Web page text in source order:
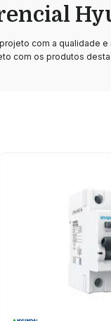
com a qualidade e
com os produtos